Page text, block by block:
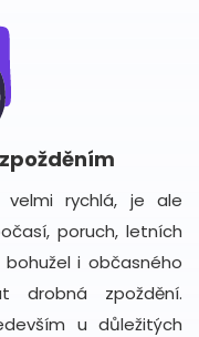
rychlá, je ale
poruch, letních
i občasného
drobná zpoždění.
u důležitých